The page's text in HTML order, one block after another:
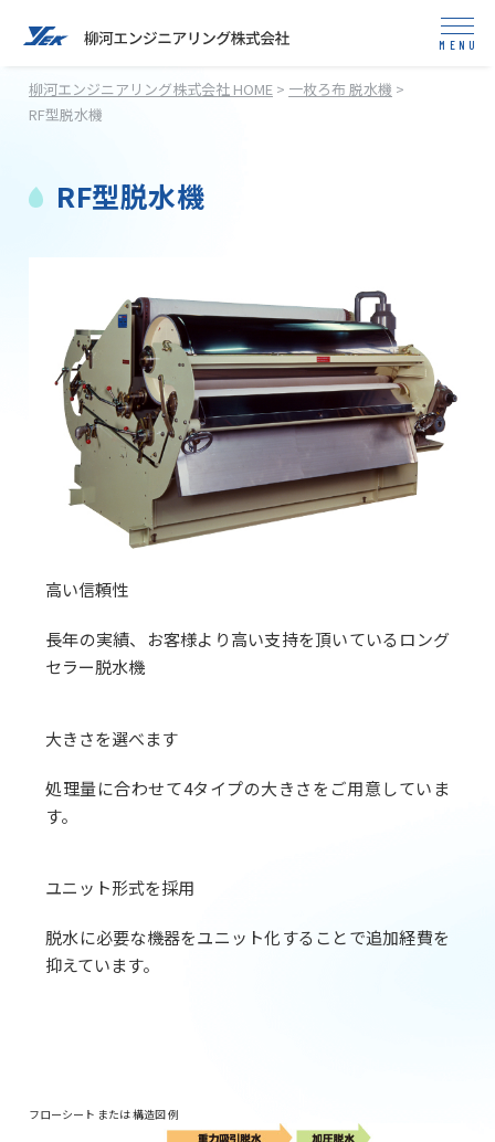
柳河エンジニアリング株式会社 HOME > 一枚ろ布 脱水機 >
RF型脱水機
RF型脱水機
高い信頼性
長年の実績、お客様より高い支持を頂いているロング
セラー脱水機
大きさを選べます
処理量に合わせて4タイプの大きさをご用意していま
す。
ユニット形式を採用
脱水に必要な機器をユニット化することで追加経費を
抑えています。
フローシート または 構造図 例